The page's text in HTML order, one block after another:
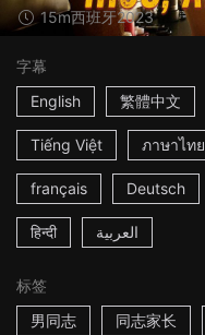
15m西班牙2023
字幕
English
繁體中文
Tiếng Việt ภาษาไทย
français Deutsch
हिन्दी العربية
标签
男同志
同志家长